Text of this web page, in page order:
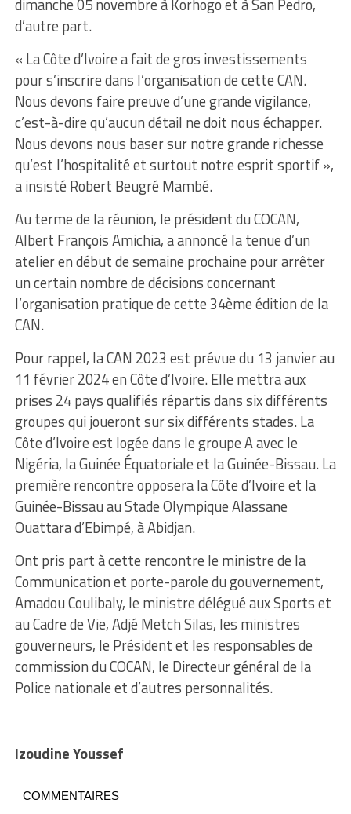
dimanche 05 novembre à Korhogo et à San Pedro,
d’autre part.
« La Côte d’Ivoire a fait de gros investissements
pour s’inscrire dans l’organisation de cette CAN.
Nous devons faire preuve d’une grande vigilance,
c’est-à-dire qu’aucun détail ne doit nous échapper.
Nous devons nous baser sur notre grande richesse
qu’est l’hospitalité et surtout notre esprit sportif »,
a insisté Robert Beugré Mambé.
Au terme de la réunion, le président du COCAN,
Albert François Amichia, a annoncé la tenue d’un
atelier en début de semaine prochaine pour arrêter
un certain nombre de décisions concernant
l’organisation pratique de cette 34ème édition de la
CAN.
Pour rappel, la CAN 2023 est prévue du 13 janvier au
11 février 2024 en Côte d’Ivoire. Elle mettra aux
prises 24 pays qualifiés répartis dans six différents
groupes qui joueront sur six différents stades. La
Côte d’Ivoire est logée dans le groupe A avec le
Nigéria, la Guinée Équatoriale et la Guinée-Bissau. La
première rencontre opposera la Côte d’Ivoire et la
Guinée-Bissau au Stade Olympique Alassane
Ouattara d’Ebimpé, à Abidjan.
Ont pris part à cette rencontre le ministre de la
Communication et porte-parole du gouvernement,
Amadou Coulibaly, le ministre délégué aux Sports et
au Cadre de Vie, Adjé Metch Silas, les ministres
gouverneurs, le Président et les responsables de
commission du COCAN, le Directeur général de la
Police nationale et d’autres personnalités.
Izoudine Youssef
COMMENTAIRES